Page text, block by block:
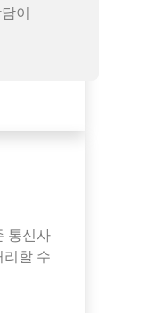
이
통신사
리할 수